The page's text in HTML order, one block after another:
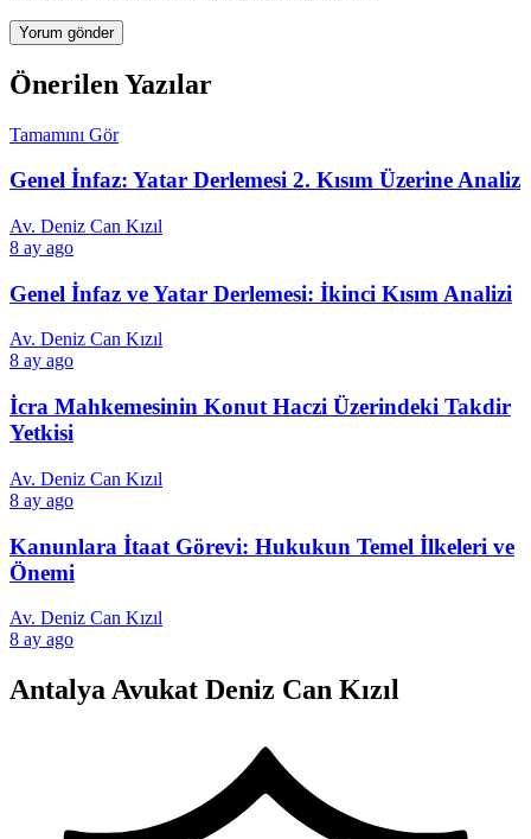
Önerilen Yazılar
Tamamını Gör
Genel İnfaz: Yatar Derlemesi 2. Kısım Üzerine Analiz
Av. Deniz Can Kızıl
8 ay ago
Genel İnfaz ve Yatar Derlemesi: İkinci Kısım Analizi
Av. Deniz Can Kızıl
8 ay ago
İcra Mahkemesinin Konut Haczi Üzerindeki Takdir
Yetkisi
Av. Deniz Can Kızıl
8 ay ago
Kanunlara İtaat Görevi: Hukukun Temel İlkeleri ve
Önemi
Av. Deniz Can Kızıl
8 ay ago
Antalya Avukat Deniz Can Kızıl